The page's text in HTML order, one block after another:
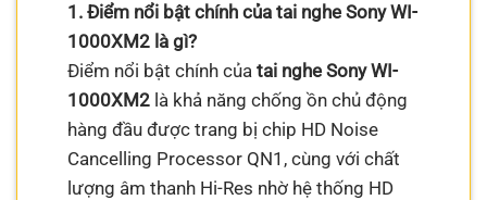
1. Điểm nổi bật chính của tai nghe Sony WI-
1000XM2 là gì?
Điểm nổi bật chính củatai nghe Sony WI-
1000XM2 là khả năng chống ồn chủ động
hàng đầu được trang bị chip HD Noise
Cancelling Processor QN1, cùng với chất
lượng âm thanh Hi-Res nhờ hệ thống HD